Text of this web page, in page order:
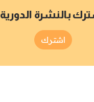
بالنشرة الدورية
اشترك